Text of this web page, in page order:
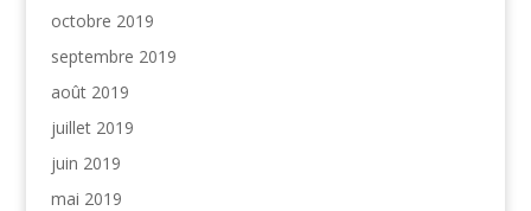
octobre 2019
septembre 2019
août 2019
juillet 2019
juin 2019
mai 2019